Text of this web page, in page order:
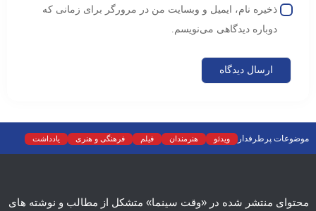
ذخیره نام، ایمیل و وبسایت من در مرورگر برای زمانی که
دوباره دیدگاهی می‌نویسم.
موضوعات پرطرفدار ویدئو هنرمندان فیلم فرهنگی و هنری
یادداشت
نمایش خانگی
نقد موسیقی سینما رادیو و تلویزیون تجسمی
تئاتر
محتوای منتشر شده در «وقت سینما» متشکل از مطالب و نوشته های